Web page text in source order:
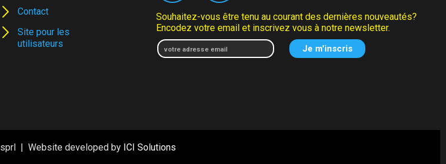
Contact
Site pour les
utilisateurs
Souhaitez-vous être tenu au courant des dernières nouveautés?
Encodez votre email et inscrivez vous à notre newsletter.
sprl | Website developed by ICI Solutions